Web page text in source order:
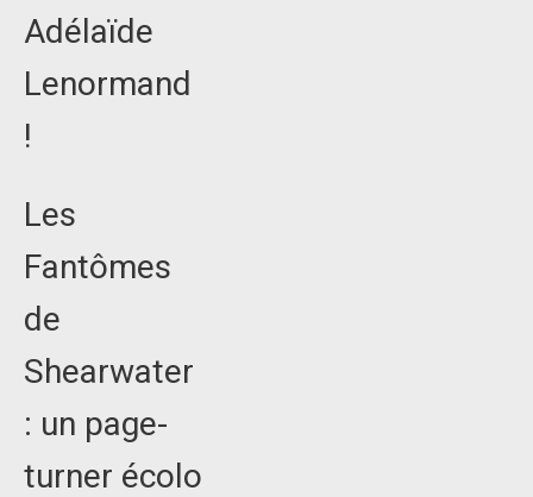
Adélaïde
Lenormand
!
Les
Fantômes
de
Shearwater
: un page-
turner écolo